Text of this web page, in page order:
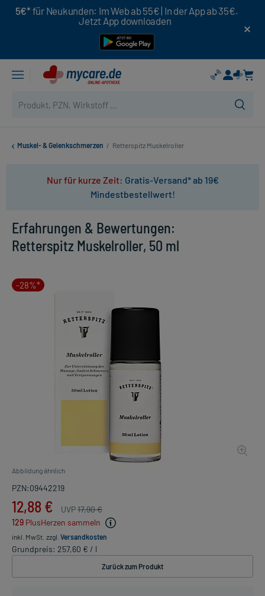
5€* für Neukunden: Im Web ab 55€ | In der App ab 35€.
Jetzt App downloaden
Muskel- & Gelenkschmerzen / Retterspitz Muskelroller
Nur für kurze Zeit: Gratis-Versand* ab 19€
Mindestbestellwert!
Erfahrungen & Bewertungen:
Retterspitz Muskelroller, 50 ml
-28%*
Abbildung ähnlich
PZN:09442219
12,88 € UVP17,90 €
129 PlusHerzen sammeln
inkl. MwSt. zzgl. Versandkosten
Grundpreis: 257,60 € / l
Zurück zum Produkt